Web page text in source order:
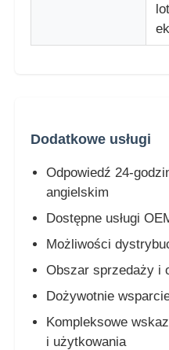
Dodatkowe usługi
Odpowiedź 24-
angielskim
Dostępne usługi
Możliwości
Obszar sprzedaży i
Dożywotnie
Kompleksowe
i użytkowania